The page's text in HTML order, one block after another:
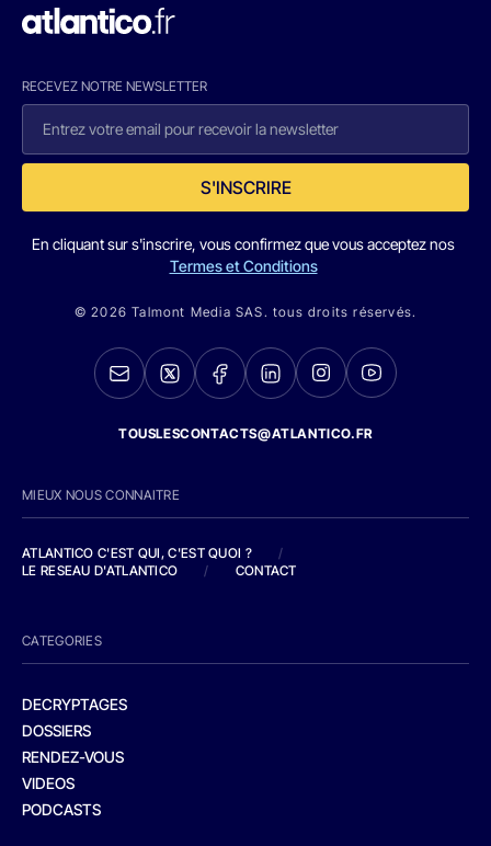
RECEVEZ NOTRE NEWSLETTER
S'INSCRIRE
En cliquant sur s'inscrire, vous confirmez que vous acceptez nos
Termes et Conditions
© 2026 Talmont Media SAS. tous droits réservés.
TOUSLESCONTACTS@ATLANTICO.FR
MIEUX NOUS CONNAITRE
ATLANTICO C'EST QUI, C'EST QUOI ?
/
LE RESEAU D'ATLANTICO
/ CONTACT
CATEGORIES
DECRYPTAGES
DOSSIERS
RENDEZ-VOUS
VIDEOS
PODCASTS